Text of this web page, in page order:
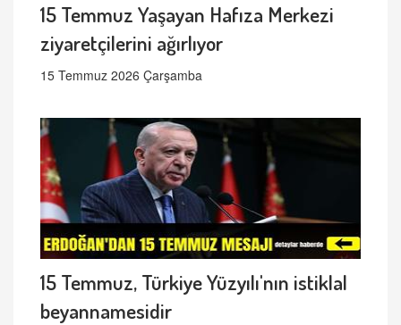
15 Temmuz Yaşayan Hafıza Merkezi
ziyaretçilerini ağırlıyor
15 Temmuz 2026 Çarşamba
15 Temmuz, Türkiye Yüzyılı'nın istiklal
beyannamesidir